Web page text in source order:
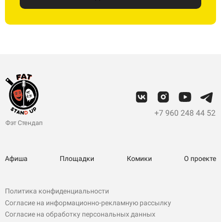
Фэт Стендап
+7 960 248 44 52
Афиша Площадки Комики О проекте
Политика конфиденциальности
Согласие на информационно-рекламную рассылку
Согласие на обработку персональных данных